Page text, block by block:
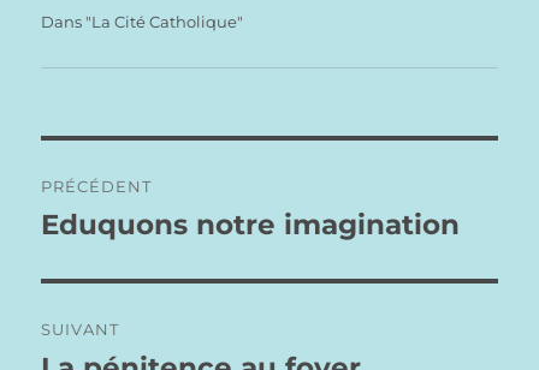
Dans "La Cité Catholique"
de
PRÉCÉDENT
Publication
Eduquons notre imagination
SUIVANT